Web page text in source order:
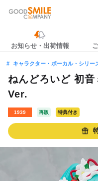
お知らせ・出荷情報
キャラクター・ボーカル・シリー
ねんどろいど 初
Ver.
1939 再販 特典付き